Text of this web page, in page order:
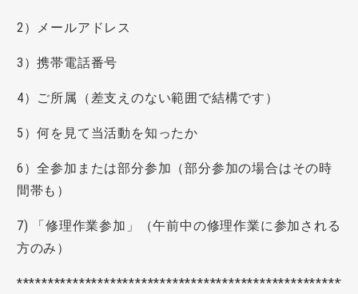
2）メールアドレス
3）携帯電話番号
4）ご所属（差支えのない範囲で結構です）
5）何を見て当活動を知ったか
6）全参加または部分参加（部分参加の場合はその時
間帯も）
7) 「修理作業参加」（午前中の修理作業に参加される
方のみ）